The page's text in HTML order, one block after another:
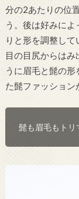
分の2あたりの位
う。後は好みに
りと形を調整し
目の目尻からは
うに眉毛と髭の形
た髭ファッション
髭も眉毛もトリ